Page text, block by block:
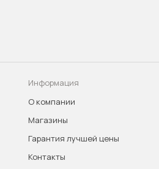
Информация
О компании
Магазины
Гарантия лучшей цены
Контакты